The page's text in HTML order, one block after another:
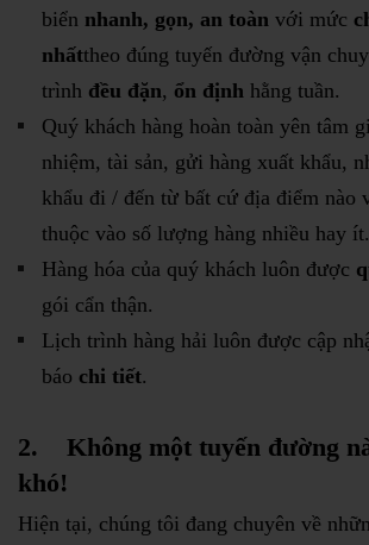
biển nhanh, gọn, an toàn với mức
nhấttheo đúng tuyến đường vận
trình đều đặn, ổn định hằng tuần.
Quý khách hàng hoàn toàn yên tâm
nhiệm, tài sản, gửi hàng xuất khẩu,
khẩu đi / đến từ bất cứ địa điểm nào
thuộc vào số lượng hàng nhiều hay ít.
Hàng hóa của quý khách luôn được
gói cẩn thận.
Lịch trình hàng hải luôn được cập
báo chi tiết.
2. Không một tuyến đường
khó!
Hiện tại, chúng tôi đang chuyên về